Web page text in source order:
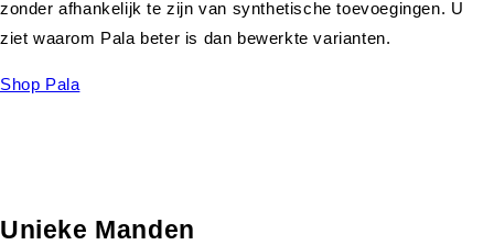
zonder afhankelijk te zijn van synthetische toevoegingen. U
ziet waarom Pala beter is dan bewerkte varianten.
Shop Pala
Unieke Manden